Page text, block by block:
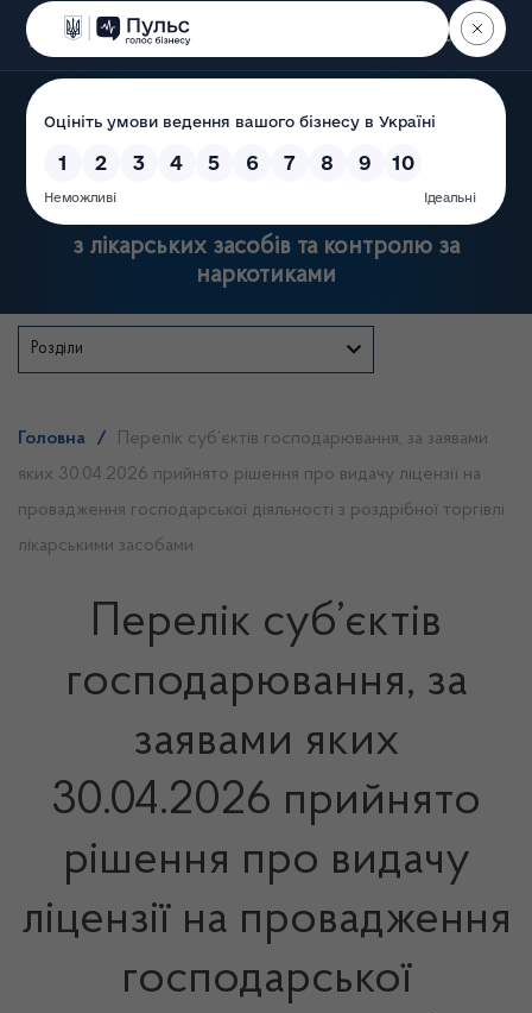
Пошук
Державна служба України
з лікарських засобів та контролю за
наркотиками
Розділи
Головна /
Перелік суб’єктів господарювання, за заявами
яких 30.04.2026 прийнято рішення про видачу ліцензії на
провадження господарської діяльності з роздрібної торгівлі
лікарськими засобами
Перелік суб’єктів
господарювання, за
заявами яких
30.04.2026 прийнято
рішення про видачу
ліцензії на провадження
господарської